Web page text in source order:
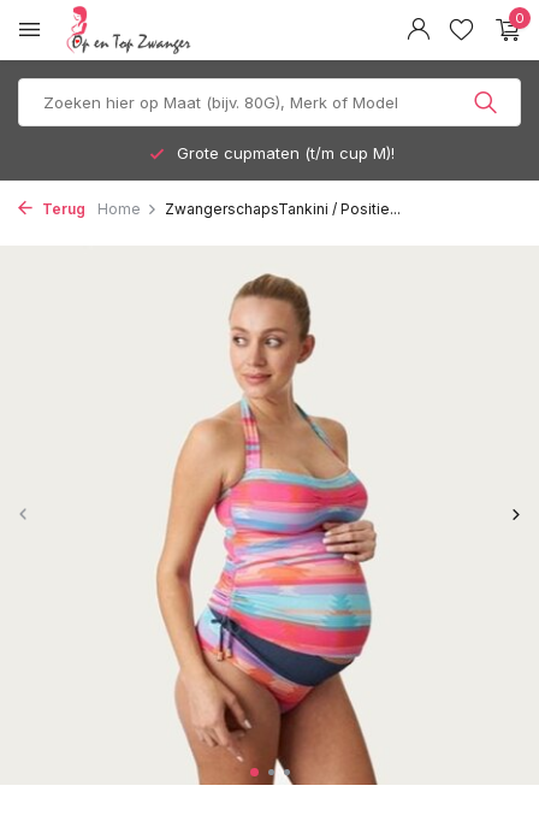
0
Grote cupmaten (t/m cup M)!
Terug Home ZwangerschapsTankini / Positie...